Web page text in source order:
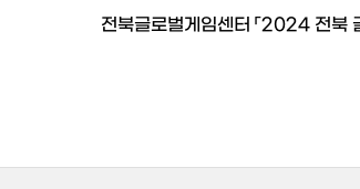
전북글로벌게임센터 「2024 전북